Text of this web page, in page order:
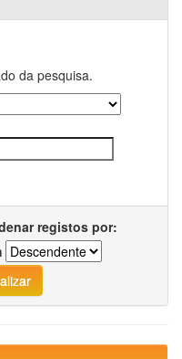
da pesquisa.
registos por: